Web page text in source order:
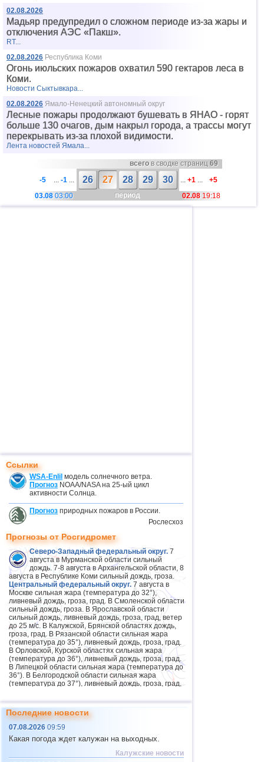
02.08.2026
Мадьяр предупредил о сложном периоде из-за жары и
отключения АЭС «Пакш».
RT...
02.08.2026 Республика Коми
Огонь июльских пожаров охватил 590 гектаров леса в
Коми.
Новости Сыктывкара...
02.08.2026 Ямало-Ненецкий автономный округ
Лесные пожары продолжают бушевать в ЯНАО - горят
больше 130 очагов, дым накрыл города, а трассы могут
перекрывать из-за плохой видимости.
Лента новостей Ямала...
всегов сводке страниц69
-5
...-1 ... 26 27 28 29 30 ...+1 ...
+5
03.08 03:00 период 02.08 19:18
Ссылки
WSA-Enlil модель солнечного ветра.
Прогноз NOAA/NASA на 25-ый цикл
активности Солнца.
Прогноз природных пожаров в России.
Рослесхоз
Прогнозы от Росгидромет
Северо-Западный федеральный округ. 7
августа в Мурманской области сильный
дождь. 7-8 августа в Архангельской области, 8
августа в Республике Коми сильный дождь, гроза.
Центральный федеральный округ. 7 августа в
Москве сильная жара (температура до 32°),
ливневый дождь, гроза, град. В Смоленской области
сильный дождь, гроза. В Ярославской области
сильный дождь, ливневый дождь, гроза, град, ветер
до 25 м/с. В Калужской, Брянской областях дождь,
гроза, град. В Рязанской области сильная жара
(температура до 35°), ливневый дождь, гроза, град.
В Орловской, Курской областях сильная жара
(температура до 36°), ливневый дождь, гроза, град.
В Липецкой области сильная жара (температура до
36°). В Белгородской области сильная жара
(температура до 37°), ливневый дождь, гроза, град,
ливневый дождь, гроза, 7 августа град. В
Воронежской области сильная жара (температура
до 37°), 7 августа дождь, гроза, град.
Приволжский федеральный округ.
м/с. 8 августа на юге округа ливневый дождь, гроза,
град, ветер 15-20 м/с. 8-9 августа в Пермском крае
сильный дождь, гроза. 9 августа в Татарстане
Последние новости
07.08.2026 09:59
Какая погода ждет калужан на выходных.
Калужские новости